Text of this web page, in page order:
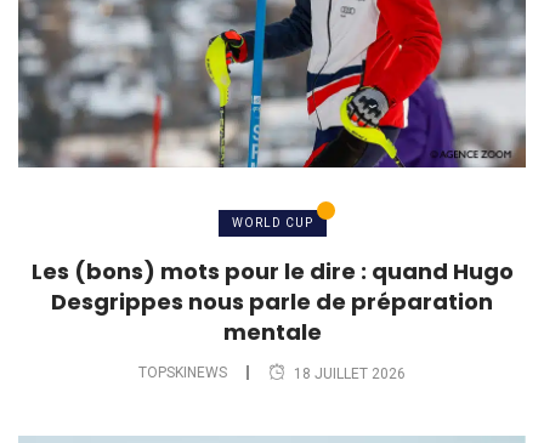
WORLD CUP
Les (bons) mots pour le dire : quand Hugo
Desgrippes nous parle de préparation
mentale
TOPSKINEWS 18 JUILLET 2026